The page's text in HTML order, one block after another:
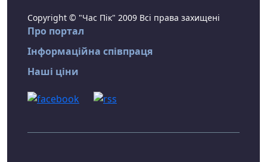
Copyright © "Час Пік" 2009 Всі права захищені
Про портал
Інформаційна співпраця
Наші ціни